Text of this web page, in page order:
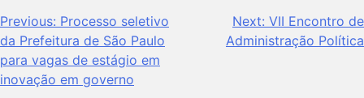
Previous: Processo seletivo
da Prefeitura de São Paulo
para vagas de estágio em
inovação em governo
Next: VII Encontro de
Administração Política